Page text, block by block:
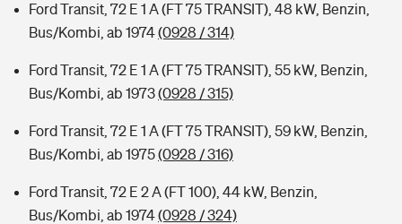
Ford Transit, 72 E 1 A (FT 75 TRANSIT), 48 kW, Benzin,
Bus/Kombi, ab 1974(0928 / 314)
Ford Transit, 72 E 1 A (FT 75 TRANSIT), 55 kW, Benzin,
Bus/Kombi, ab 1973(0928 / 315)
Ford Transit, 72 E 1 A (FT 75 TRANSIT), 59 kW, Benzin,
Bus/Kombi, ab 1975(0928 / 316)
Ford Transit, 72 E 2 A (FT 100), 44 kW, Benzin,
Bus/Kombi, ab 1974(0928 / 324)